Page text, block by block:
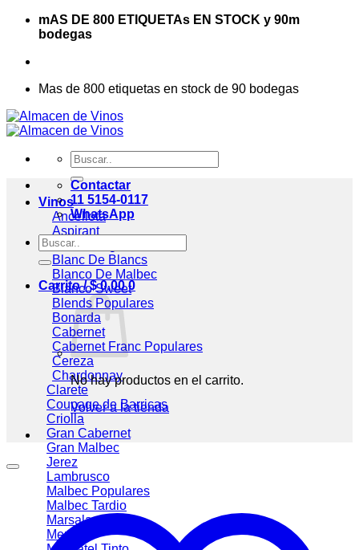
Saltar mAS DE 800 ETIQUETAs EN STOCK y 90m
bodegas
Mas de 800 etiquetas en stock de 90 bodegas
Buscar
por:
Vinos
Ancellota
Aspirant
Assemblage
Blanc De Blancs
Blanco De Malbec
Blanco Sweet
Blends
Bonarda
Cabernet
Cabernet Franc
Cereza
Chardonnay
Clarete
Coupage de Barricas
Criolla
Gran Cabernet
Gran Malbec
Jerez
Lambrusco
Malbec
Malbec Tardio
Marsala
Merlot
Contactar
11 5154-0117
WhatsApp
Buscar
por:
Carrito /$0,00 0
No hay productos en el carrito.
Volver a la tienda